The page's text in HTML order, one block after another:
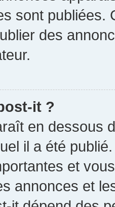
sont publiées.
des
it ?
en dessous
il a été
et
annonces et